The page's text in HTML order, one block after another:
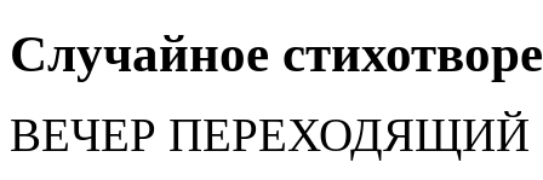
Случайное
ВЕЧЕР ПЕРЕХОДЯЩИЙ